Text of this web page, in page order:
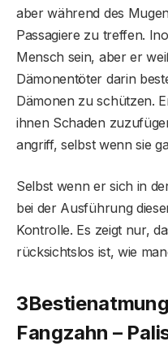
aber während des
Passagiere zu treffen.
Mensch sein, aber er
Dämonentöter darin
Dämonen zu schützen.
ihnen Schaden
angriff, selbst wenn sie
Selbst wenn er sich in
bei der Ausführung
Kontrolle. Es zeigt nur,
rücksichtslos ist, wie
3
Fangzahn –